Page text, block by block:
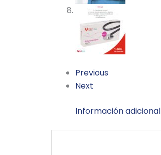
Previous
Next
Información adicional